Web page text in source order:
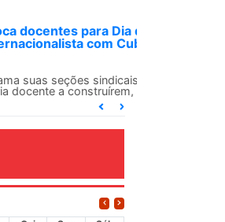
para Dia de
com Cuba em
seções sindicais e o
a construírem, no